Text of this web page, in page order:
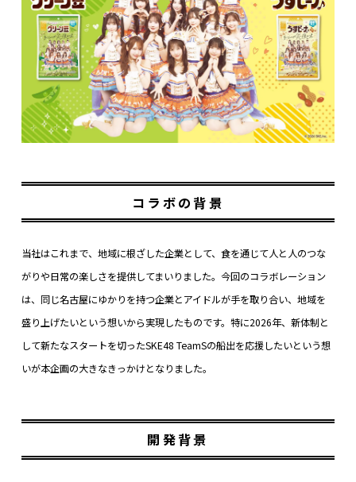
コラボの背景
当社はこれまで、地域に根ざした企業として、食を通じて人と人のつな
がりや日常の楽しさを提供してまいりました。今回のコラボレーション
は、同じ名古屋にゆかりを持つ企業とアイドルが手を取り合い、地域を
盛り上げたいという想いから実現したものです。特に2026年、新体制と
して新たなスタートを切ったSKE48 TeamSの船出を応援したいという想
いが本企画の大きなきっかけとなりました。
開発背景